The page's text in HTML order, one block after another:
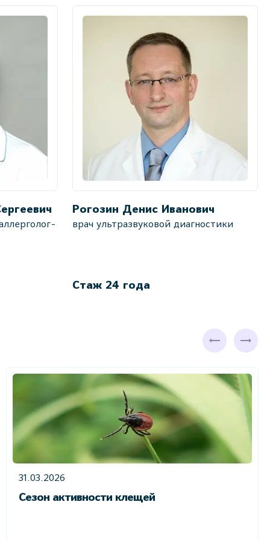
Рогозин Денис Иванович
врач ультразвуковой диагностики
Стаж 24 года
31.03.2026
Сезон активности клещей